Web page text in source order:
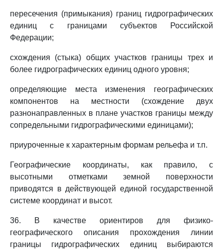
пересечения (примыкания) границ гидрографических
единиц с границами субъектов Российской
Федерации;
схождения (стыка) общих участков границы трех и
более гидрографических единиц одного уровня;
определяющие места изменения географических
компонентов на местности (схождение двух
разнонаправленных в плане участков границы между
сопредельными гидрографическими единицами);
приуроченные к характерным формам рельефа и т.п.
Географические координаты, как правило, с
высотными отметками земной поверхности
приводятся в действующей единой государственной
системе координат и высот.
36. В качестве ориентиров для физико-
географического описания прохождения линии
границы гидрографических единиц выбираются